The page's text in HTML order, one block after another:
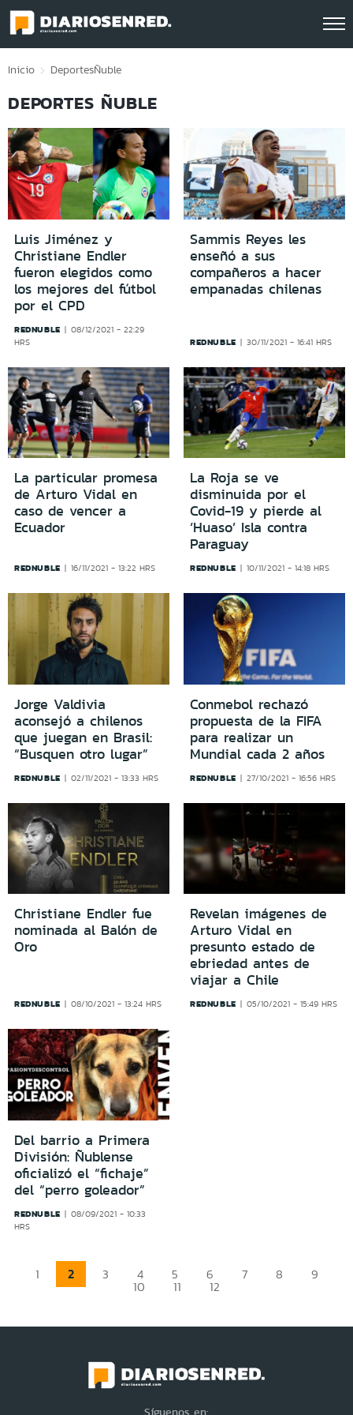
Click acá para ir directamente al contenido
Inicio DeportesÑuble
DEPORTES ÑUBLE
Luis Jiménez y
Christiane Endler
fueron elegidos como
los mejores del fútbol
por el CPD
REDNUBLE
08/12/2021 - 22:29
HRS
Sammis Reyes les
enseñó a sus
compañeros a hacer
empanadas chilenas
REDNUBLE 30/11/2021 - 16:41 HRS
La particular promesa
de Arturo Vidal en
caso de vencer a
Ecuador
REDNUBLE 16/11/2021 - 13:22 HRS
La Roja se ve
disminuida por el
Covid-19 y pierde al
‘Huaso’ Isla contra
Paraguay
REDNUBLE 10/11/2021 - 14:18 HRS
Jorge Valdivia
aconsejó a chilenos
que juegan en Brasil:
“Busquen otro lugar”
REDNUBLE 02/11/2021 - 13:33 HRS
Conmebol rechazó
propuesta de la FIFA
para realizar un
Mundial cada 2 años
REDNUBLE 27/10/2021 - 16:56 HRS
Christiane Endler fue
nominada al Balón de
Oro
REDNUBLE 08/10/2021 - 13:24 HRS
Revelan imágenes de
Arturo Vidal en
presunto estado de
ebriedad antes de
viajar a Chile
REDNUBLE 05/10/2021 - 15:49 HRS
Del barrio a Primera
División: Ñublense
oficializó el “fichaje”
del “perro goleador”
REDNUBLE
08/09/2021 - 10:33
HRS
1 2 3 4 5 6 7 8 9
10 11 12